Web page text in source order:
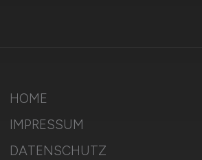
HOME
IMPRESSUM
DATENSCHUTZ